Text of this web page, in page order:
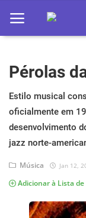
Home
Apps
Ebooks
Games
Música
Pérolas
Estilo musical
oficialmente em
desenvolvimento
jazz norte-
Música Jan 12,
Adicionar à Lista